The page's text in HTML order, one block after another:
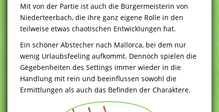
Mit von der Partie ist auch die Bürgermeisterin von
Niederteerbach, die ihre ganz eigene Rolle in den
teilweise etwas chaotischen Entwicklungen hat.
Ein schöner Abstecher nach Mallorca, bei dem nur
wenig Urlaubsfeeling aufkommt. Dennoch spielen die
Gegebenheiten des Settings immer wieder in die
Handlung mit rein und beeinflussen sowohl die
Ermittlungen als auch das Befinden der Charaktere.